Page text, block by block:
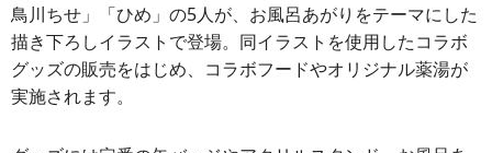
鳥川ちせ」「ひめ」の5人が、お風呂あがりをテーマにした
描き下ろしイラストで登場。同イラストを使用したコラボ
グッズの販売をはじめ、コラボフードやオリジナル薬湯が
実施されます。